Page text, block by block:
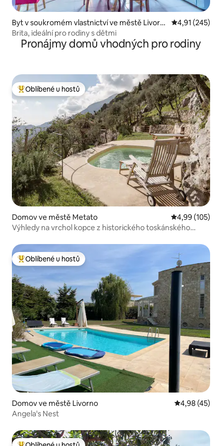
Byt v soukromém vlastnictví ve městě Livorn
o
Průměrné
4,91 (245)
Brita, ideální pro rodiny s dětmi
Pronájmy domů vhodných pro rodiny
Nejlepší v kategorii Oblíbené u hostů
Oblíbené u hostů
Domov ve městě Metato Průměrné
4,99 (105)
Výhledy na vrchol kopce z historického toskánského
Nejlepší v kategorii Oblíbené u hostů
Oblíbené u hostů
Domov ve městě Livorno Průměrné
4,98 (45)
Angela's Nest